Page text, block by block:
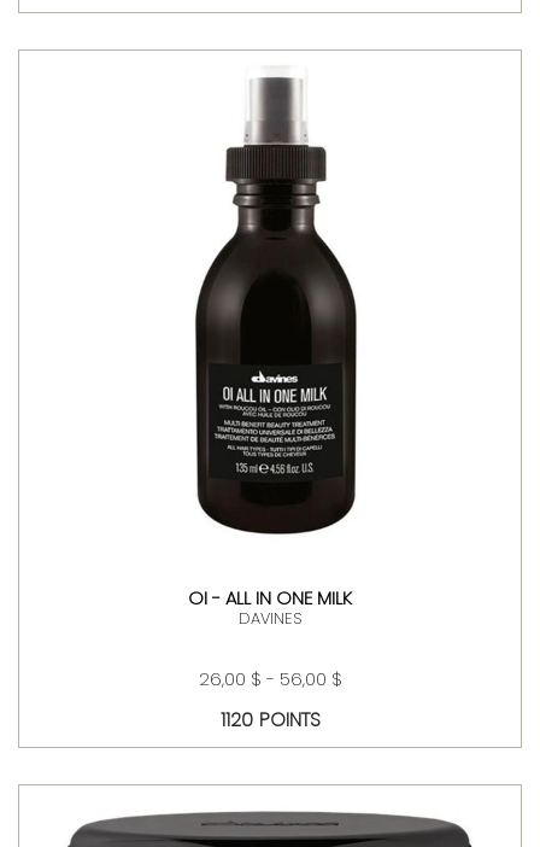
OI - ALL IN ONE MILK
DAVINES
26,00 $ - 56,00 $
1120 POINTS